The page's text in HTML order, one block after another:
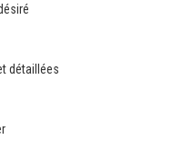
détaillées